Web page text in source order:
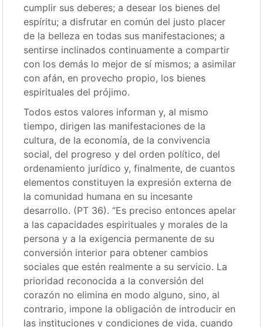
cumplir sus deberes; a desear los bienes del
espíritu; a disfrutar en común del justo placer
de la belleza en todas sus manifestaciones; a
sentirse inclinados continuamente a compartir
con los demás lo mejor de sí mismos; a asimilar
con afán, en provecho propio, los bienes
espirituales del prójimo.
Todos estos valores informan y, al mismo
tiempo, dirigen las manifestaciones de la
cultura, de la economía, de la convivencia
social, del progreso y del orden político, del
ordenamiento jurídico y, finalmente, de cuantos
elementos constituyen la expresión externa de
la comunidad humana en su incesante
desarrollo. (PT 36). “Es preciso entonces apelar
a las capacidades espirituales y morales de la
persona y a la exigencia permanente de su
conversión interior para obtener cambios
sociales que estén realmente a su servicio. La
prioridad reconocida a la conversión del
corazón no elimina en modo alguno, sino, al
contrario, impone la obligación de introducir en
las instituciones y condiciones de vida, cuando